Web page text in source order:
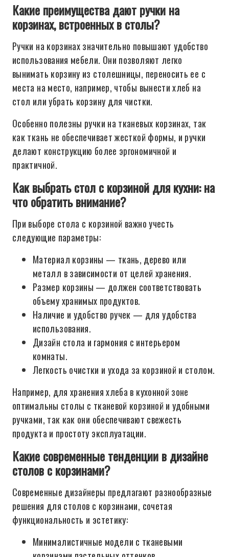
Какие преимущества дают ручки на
корзинах, встроенных в столы?
Ручки на корзинах значительно повышают удобство
использования мебели. Они позволяют легко
вынимать корзину из столешницы, переносить ее с
места на место, например, чтобы вынести хлеб на
стол или убрать корзину для чистки.
Особенно полезны ручки на тканевых корзинах, так
как ткань не обеспечивает жесткой формы, и ручки
делают конструкцию более эргономичной и
практичной.
Как выбрать стол с корзиной для кухни: на
что обратить внимание?
При выборе стола с корзиной важно учесть
следующие параметры:
Материал корзины — ткань, дерево или
металл в зависимости от целей хранения.
Размер корзины — должен соответствовать
объему хранимых продуктов.
Наличие и удобство ручек — для удобства
использования.
Дизайн стола и гармония с интерьером
комнаты.
Легкость очистки и ухода за корзиной и столом.
Например, для хранения хлеба в кухонной зоне
оптимальны столы с тканевой корзиной и удобными
ручками, так как они обеспечивают свежесть
продукта и простоту эксплуатации.
Какие современные тенденции в дизайне
столов с корзинами?
Современные дизайнеры предлагают разнообразные
решения для столов с корзинами, сочетая
функциональность и эстетику:
Минималистичные модели с тканевыми